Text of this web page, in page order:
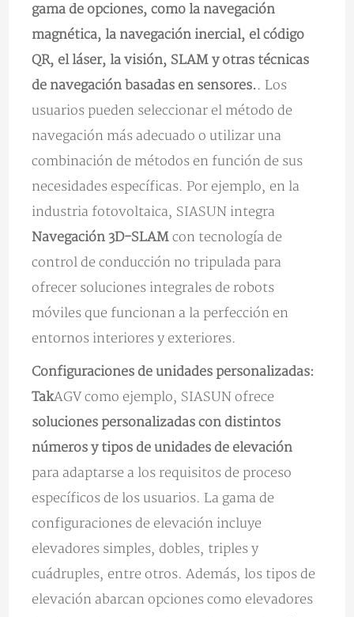
gama de opciones, como la navegación
magnética, la navegación inercial, el código
QR, el láser, la visión, SLAM y otras técnicas
de navegación basadas en sensores. . Los
usuarios pueden seleccionar el método de
navegación más adecuado o utilizar una
combinación de métodos en función de sus
necesidades específicas. Por ejemplo, en la
industria fotovoltaica, SIASUN integra
Navegación 3D-SLAM con tecnología de
control de conducción no tripulada para
ofrecer soluciones integrales de robots
móviles que funcionan a la perfección en
entornos interiores y exteriores.
Configuraciones de unidades personalizadas:
TakAGV como ejemplo, SIASUN ofrece
soluciones personalizadas con distintos
números y tipos de unidades de elevación
para adaptarse a los requisitos de proceso
específicos de los usuarios. La gama de
configuraciones de elevación incluye
elevadores simples, dobles, triples y
cuádruples, entre otros. Además, los tipos de
elevación abarcan opciones como elevadores